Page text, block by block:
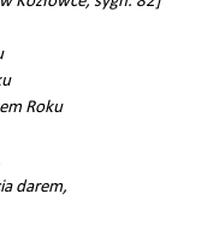
Roku
darem,